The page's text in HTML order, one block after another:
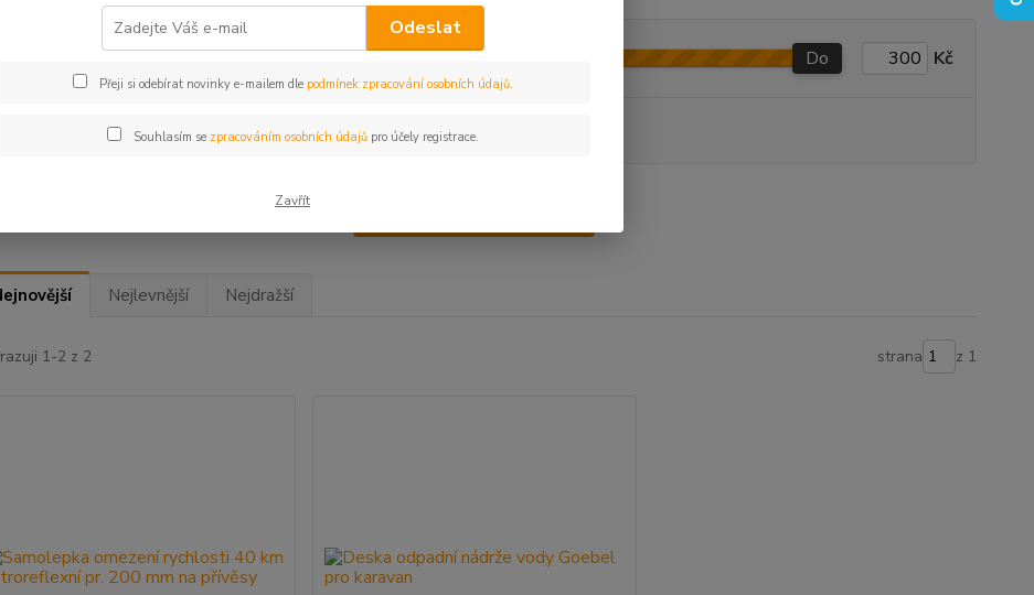
Kč Od Do Kč
Novinka Akce Doprava ZDARMA
Nejlevnější Nejdražší
1-2 z 2 strana z 1
Odeslat
Přeji si odebírat novinky e-mailem dle podmínek zpracování osobních údajů.
Souhlasím se zpracováním osobních údajůpro účely registrace.
Zavřít